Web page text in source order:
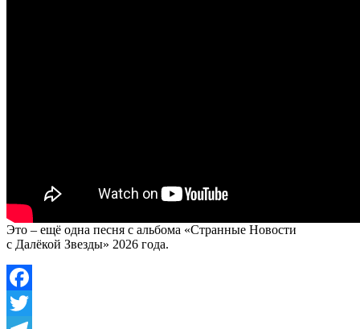
Это – ещё одна песня с альбома «Странные Новости
с Далёкой Звезды» 2026 года.
Facebook